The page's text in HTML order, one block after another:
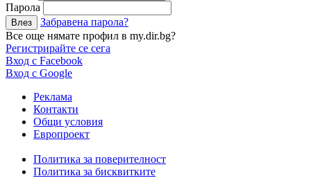
Парола
Забравена парола?
Все още нямате профил в my.dir.bg?
Регистрирайте се сега
Вход с Facebook
Вход с Google
Реклама
Контакти
Общи условия
Европроект
Политика за поверителност
Политика за бисквитките